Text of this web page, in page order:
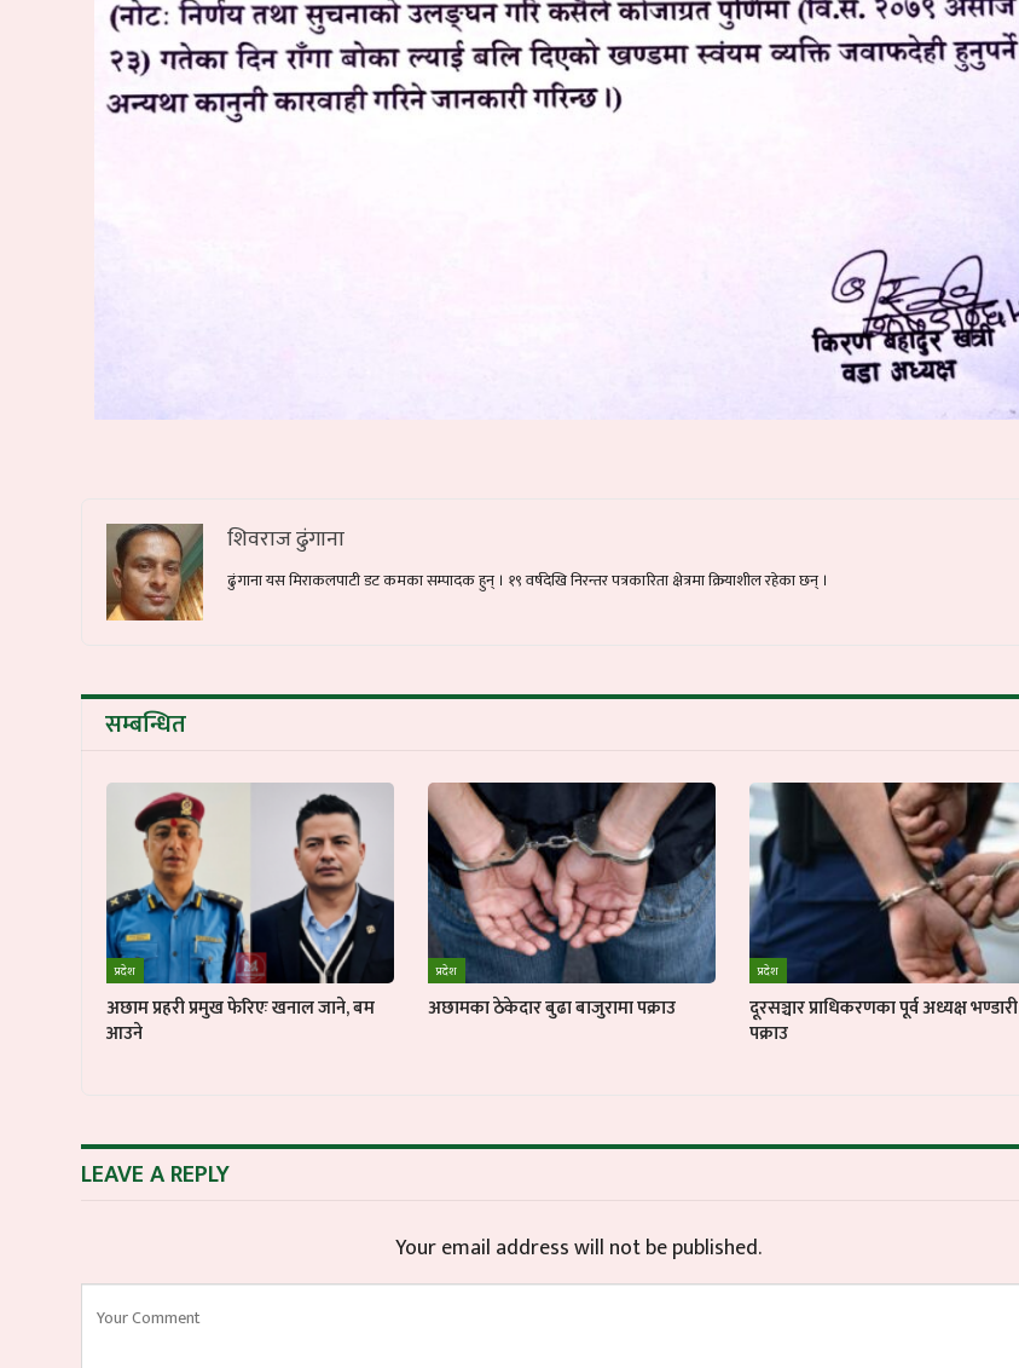
शिवराज ढुंगाना
ढुंगाना यस मिराकलपाटी डट कमका सम्पादक हुन् । १९ वर्षदेखि निरन्तर पत्रकारिता क्षेत्रमा क्रियाशील रहेका छन् ।
सम्बन्धित
प्रदेश
अछाम प्रहरी प्रमुख फेरिएः खनाल जाने, बम
आउने
प्रदेश
अछामका ठेकेदार बुढा बाजुरामा पक्राउ
प्रदेश
दूरसञ्चार प्राधिकरणका पूर्व अध्यक्ष भण्डारी
पक्राउ
LEAVE A REPLY
Your email address will not be published.